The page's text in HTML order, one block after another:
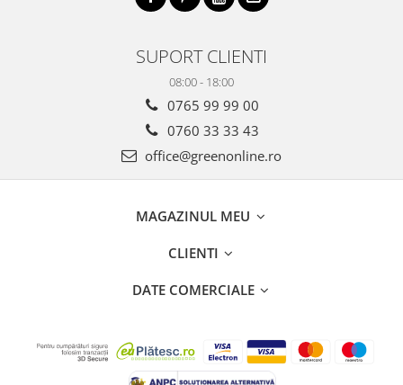
SUPORT CLIENTI
08:00 - 18:00
0765 99 99 00
0760 33 33 43
office@greenonline.ro
MAGAZINUL MEU
CLIENTI
DATE COMERCIALE